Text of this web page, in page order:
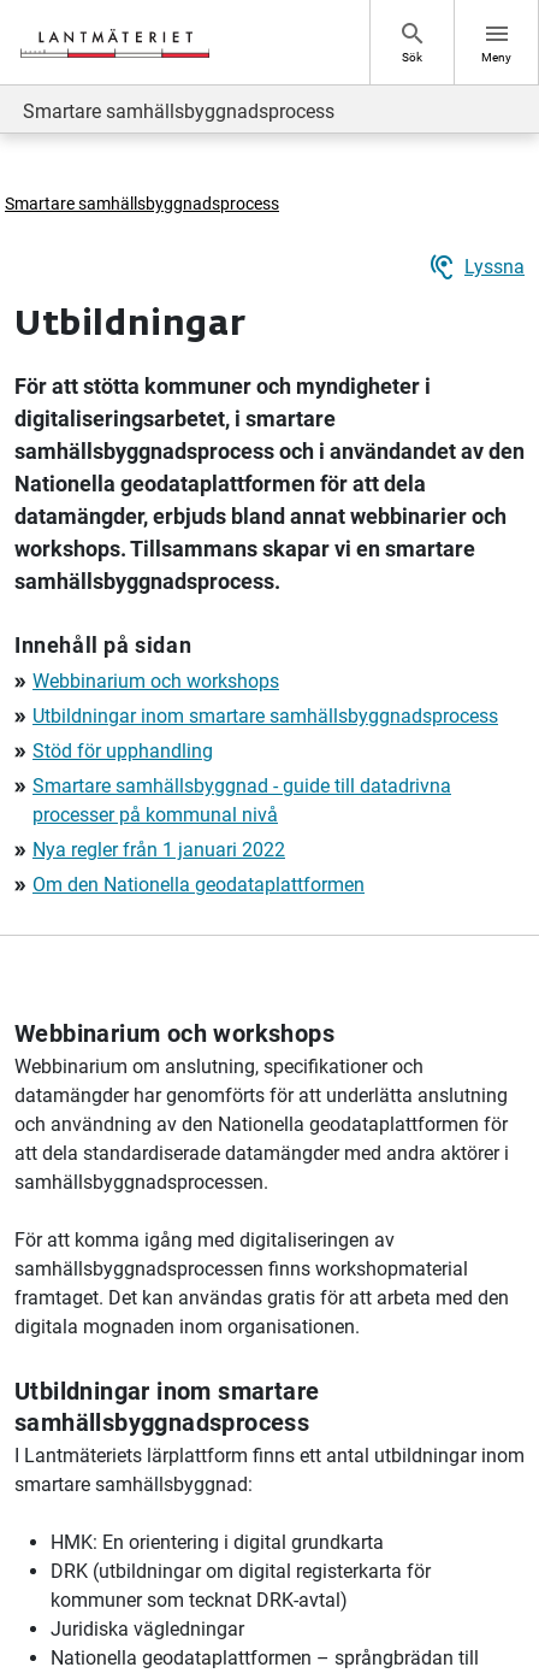
search
Sök
menu
Meny
Smartare samhällsbyggnadsprocess
Smartare samhällsbyggnadsprocess
hearing Lyssna
Utbildningar
För att stötta kommuner och myndigheter i
digitaliseringsarbetet, i smartare
samhällsbyggnadsprocess och i användandet av den
Nationella geodataplattformen för att dela
datamängder, erbjuds bland annat webbinarier och
workshops. Tillsammans skapar vi en smartare
samhällsbyggnadsprocess.
Innehåll på sidan
double_arrow Webbinarium och workshops
double_arrow Utbildningar inom smartare samhällsbyggnadsprocess
double_arrow Stöd för upphandling
double_arrow Smartare samhällsbyggnad - guide till datadrivna
processer på kommunal nivå
double_arrow Nya regler från 1 januari 2022
double_arrow Om den Nationella geodataplattformen
Webbinarium och workshops
Webbinarium om anslutning, specifikationer och
datamängder har genomförts för att underlätta anslutning
och användning av den Nationella geodataplattformen för
att dela standardiserade datamängder med andra aktörer i
samhällsbyggnadsprocessen.
För att komma igång med digitaliseringen av
samhällsbyggnadsprocessen finns workshopmaterial
framtaget. Det kan användas gratis för att arbeta med den
digitala mognaden inom organisationen.
Utbildningar inom smartare
samhällsbyggnadsprocess
I Lantmäteriets lärplattform finns ett antal utbildningar inom
smartare samhällsbyggnad:
HMK: En orientering i digital grundkarta
DRK (utbildningar om digital registerkarta för
kommuner som tecknat DRK-avtal)
Juridiska vägledningar
Nationella geodataplattformen – språngbrädan till